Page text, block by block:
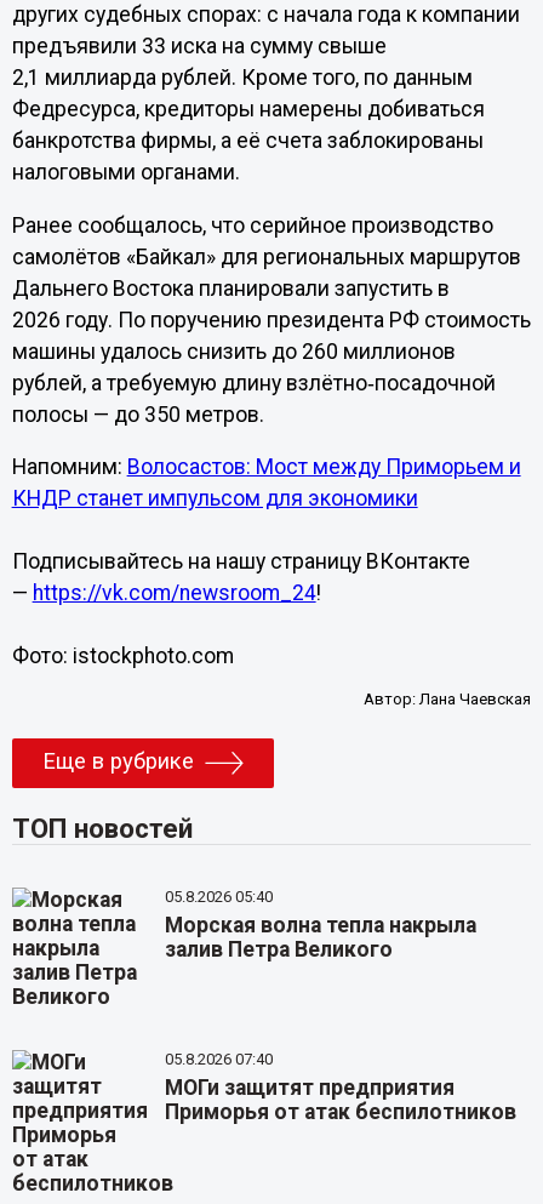
других судебных спорах: с начала года к компании
предъявили 33 иска на сумму свыше
2,1 миллиарда рублей. Кроме того, по данным
Федресурса, кредиторы намерены добиваться
банкротства фирмы, а её счета заблокированы
налоговыми органами.
Ранее сообщалось, что серийное производство
самолётов «Байкал» для региональных маршрутов
Дальнего Востока планировали запустить в
2026 году. По поручению президента РФ стоимость
машины удалось снизить до 260 миллионов
рублей, а требуемую длину взлётно‑посадочной
полосы — до 350 метров.
Напомним: Волосастов: Мост между Приморьем и
КНДР станет импульсом для экономики
Подписывайтесь на нашу страницу ВКонтакте
— https://vk.com/newsroom_24!
Фото: istockphoto.com
Автор:Лана Чаевская
Еще в рубрике
ТОП новостей
05.8.2026 05:40
Морская волна тепла накрыла
залив Петра Великого
05.8.2026 07:40
МОГи защитят предприятия
Приморья от атак беспилотников